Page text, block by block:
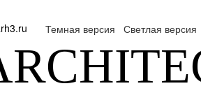
Темная версия Светлая версия